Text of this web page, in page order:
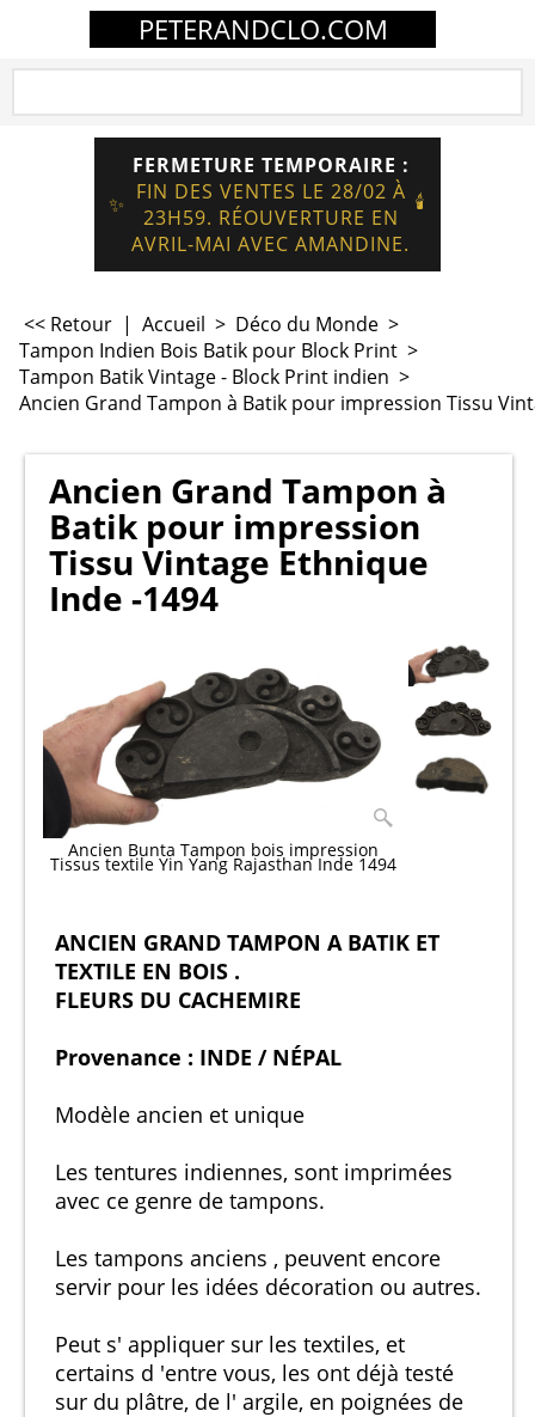
PETERANDCLO.COM
✨
FERMETURE TEMPORAIRE :
FIN DES VENTES LE 28/02 À
23H59. RÉOUVERTURE EN
AVRIL-MAI AVEC AMANDINE.
🕯️
<< Retour | Accueil > Déco du Monde >
Tampon Indien Bois Batik pour Block Print >
Tampon Batik Vintage - Block Print indien >
Ancien Grand Tampon à Batik pour impression Tissu
Ancien Grand Tampon à
Batik pour impression
Tissu Vintage Ethnique
Inde -1494
Ancien Bunta Tampon bois impression
Tissus textile Yin Yang Rajasthan Inde 1494
ANCIEN GRAND TAMPON A BATIK ET
TEXTILE EN BOIS .
FLEURS DU CACHEMIRE
Provenance : INDE / NÉPAL
Modèle ancien et unique
Les tentures indiennes, sont imprimées
avec ce genre de tampons.
Les tampons anciens , peuvent encore
servir pour les idées décoration ou autres.
Peut s' appliquer sur les textiles, et
certains d 'entre vous, les ont déjà testé
sur du plâtre, de l' argile, en poignées de